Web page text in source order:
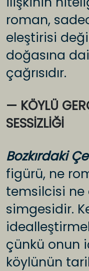
roman,
eleştirisi
doğasına
çağrısıdır.
— KÖYLÜ
SESSİZLİĞİ
Bozkırdaki
figürü, ne
temsilcisi ne
simgesidir.
çünkü onun
köylünün